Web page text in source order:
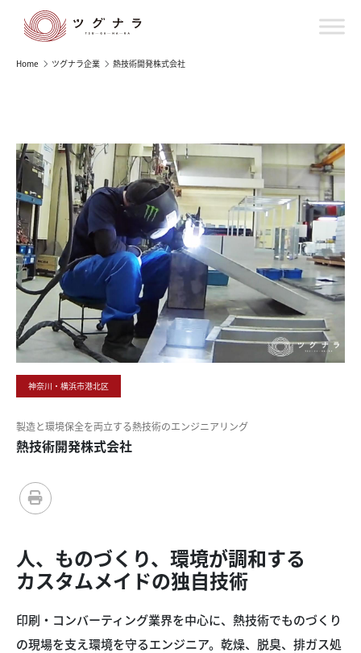
Home ツグナラ企業 熱技術開発株式会社
神奈川・横浜市港北区
製造と環境保全を両立する熱技術のエンジニアリング
熱技術開発株式会社
人、ものづくり、 環境が調和する
カスタムメイドの独自技術
印刷・コンバーティング業界を中心に、熱技術でものづくり
の現場を支え環境を守るエンジニア。乾燥、脱臭、排ガス処